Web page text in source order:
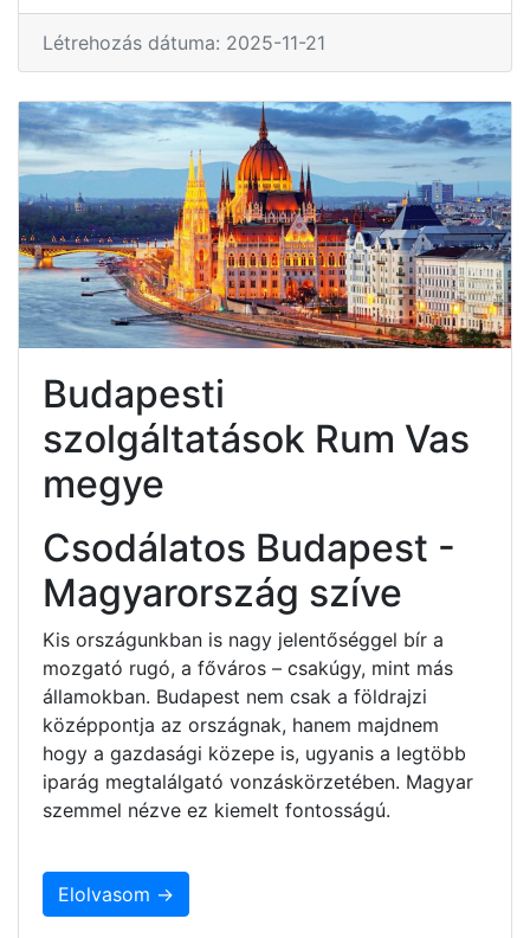
Létrehozás dátuma: 2025-11-21
Budapesti
szolgáltatások Rum Vas
megye
Csodálatos Budapest -
Magyarország szíve
Kis országunkban is nagy jelentőséggel bír a
mozgató rugó, a főváros – csakúgy, mint más
államokban. Budapest nem csak a földrajzi
középpontja az országnak, hanem majdnem
hogy a gazdasági közepe is, ugyanis a legtöbb
iparág megtalálgató vonzáskörzetében. Magyar
szemmel nézve ez kiemelt fontosságú.
Elolvasom →